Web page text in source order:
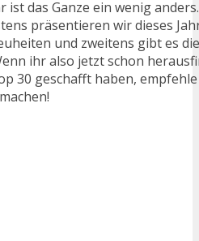
ist das Ganze ein wenig
präsentieren wir dieses
und zweitens gibt es
ihr also jetzt schon
30 geschafft haben,